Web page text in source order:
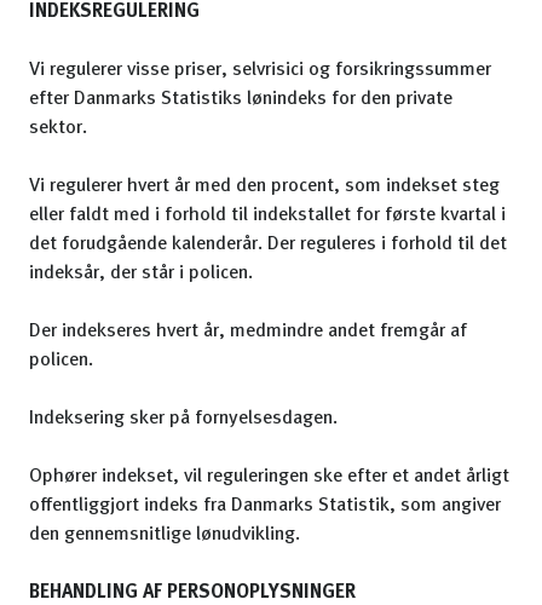
INDEKSREGULERING
Vi regulerer visse priser, selvrisici og forsikringssummer
efter Danmarks Statistiks lønindeks for den private
sektor.
Vi regulerer hvert år med den procent, som indekset steg
eller faldt med i forhold til indekstallet for første kvartal i
det forudgående kalenderår. Der reguleres i forhold til det
indeksår, der står i policen.
Der indekseres hvert år, medmindre andet fremgår af
policen.
Indeksering sker på fornyelsesdagen.
Ophører indekset, vil reguleringen ske efter et andet årligt
offentliggjort indeks fra Danmarks Statistik, som angiver
den gennemsnitlige lønudvikling.
BEHANDLING AF PERSONOPLYSNINGER